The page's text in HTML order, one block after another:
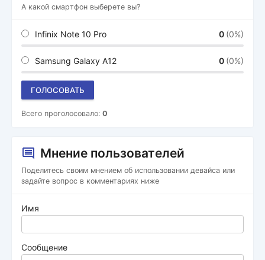
А какой смартфон выберете вы?
Infinix Note 10 Pro 0 (0%)
Samsung Galaxy A12 0 (0%)
ГОЛОСОВАТЬ
Всего проголосовало: 0
Мнение пользователей
Поделитесь своим мнением об использовании девайса или
задайте вопрос в комментариях ниже
Имя
Сообщение